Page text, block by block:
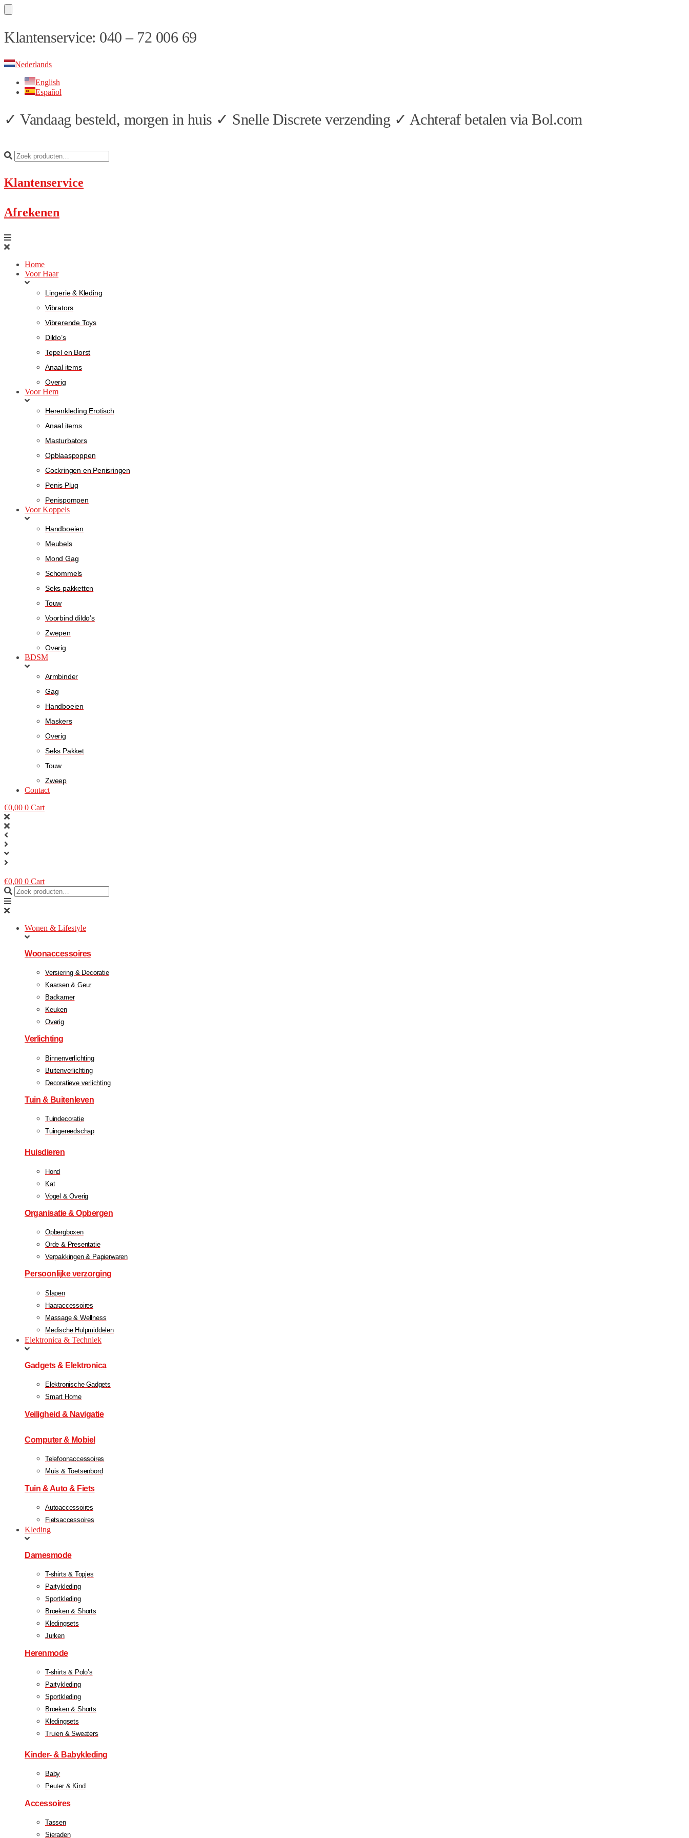
Skip
to
Skip
to
Klantenservice: 040 – 72 006 69
Nederlands
English
Español
✓ Vandaag besteld, morgen in huis ✓ Snelle Discrete verzending ✓ Achteraf betalen via Bol.com
Klantenservice
Afrekenen
Home
Voor Haar
Lingerie & Kleding
Vibrators
Vibrerende Toys
Dildo’s
Tepel en Borst
Anaal items
Overig
Voor Hem
Herenkleding Erotisch
Anaal items
Masturbators
Opblaaspoppen
Cockringen en Penisringen
Penis Plug
Penispompen
Voor Koppels
Handboeien
Meubels
Mond Gag
Schommels
Seks pakketten
Touw
Voorbind dildo’s
Zwepen
Overig
BDSM
Armbinder
Gag
Handboeien
Maskers
Overig
Seks Pakket
Touw
Zweep
Contact
€0,00 0 Cart
€0,00 0 Cart
Wonen & Lifestyle
Woonaccessoires
Versiering & Decoratie
Kaarsen & Geur
Badkamer
Keuken
Overig
Verlichting
Binnenverlichting
Buitenverlichting
Decoratieve verlichting
Tuin & Buitenleven
Tuindecoratie
Tuingereedschap
Huisdieren
Hond
Kat
Vogel & Overig
Organisatie & Opbergen
Opbergboxen
Orde & Presentatie
Verpakkingen & Papierwaren
Persoonlijke verzorging
Slapen
Haaraccessoires
Massage & Wellness
Medische Hulpmiddelen
Elektronica & Techniek
Gadgets & Elektronica
Elektronische Gadgets
Smart Home
Veiligheid & Navigatie
Computer & Mobiel
Telefoonaccessoires
Muis & Toetsenbord
Tuin & Auto & Fiets
Autoaccessoires
Fietsaccessoires
Kleding
Damesmode
T-shirts & Topjes
Partykleding
Sportkleding
Broeken & Shorts
Kledingsets
Jurken
Herenmode
T-shirts & Polo’s
Partykleding
Sportkleding
Broeken & Shorts
Kledingsets
Truien & Sweaters
Kinder- & Babykleding
Baby
Peuter & Kind
Accessoires
Tassen
Sieraden